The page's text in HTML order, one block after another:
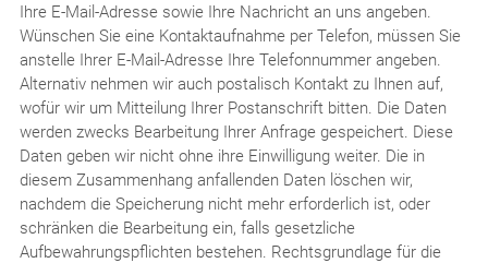
Ihre E-Mail-Adresse sowie Ihre Nachricht an uns angeben.
Wünschen Sie eine Kontaktaufnahme per Telefon, müssen Sie
anstelle Ihrer E-Mail-Adresse Ihre Telefonnummer angeben.
Alternativ nehmen wir auch postalisch Kontakt zu Ihnen auf,
wofür wir um Mitteilung Ihrer Postanschrift bitten. Die Daten
werden zwecks Bearbeitung Ihrer Anfrage gespeichert. Diese
Daten geben wir nicht ohne ihre Einwilligung weiter. Die in
diesem Zusammenhang anfallenden Daten löschen wir,
nachdem die Speicherung nicht mehr erforderlich ist, oder
schränken die Bearbeitung ein, falls gesetzliche
Aufbewahrungspflichten bestehen. Rechtsgrundlage für die